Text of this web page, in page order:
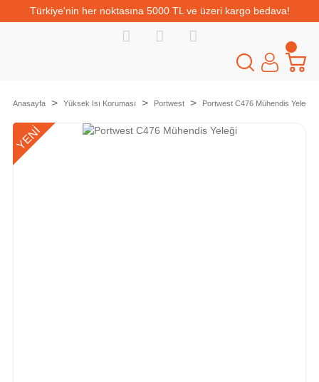
Türkiye'nin her noktasına 5000 TL ve üzeri kargo bedava!
Anasayfa Yüksek Isı Koruması Portwest Portwest C476 Mühendis Yeleği
YENİ